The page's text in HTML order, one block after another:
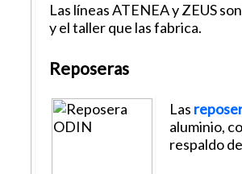
Las líneas ATENEA y ZEUS
y el taller que las fabrica.
Reposeras
Las
aluminio,
respaldo